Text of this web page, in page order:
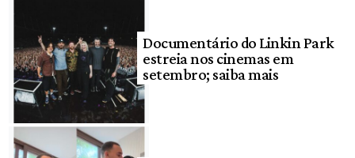
Documentário do Linkin Park
estreia nos cinemas em
setembro; saiba mais